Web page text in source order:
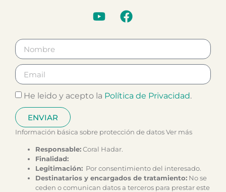
He leido y acepto la Política de Privacidad.
ENVIAR
Información básica sobre protección de datosVer más
Responsable:Coral Hadar.
Finalidad:
Legitimación: Por consentimiento del interesado.
Destinatarios y encargados de tratamiento: No se
ceden o comunican datos a terceros para prestar este